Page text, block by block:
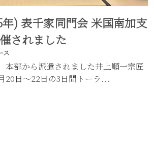
) 表千家同門会 米国南加支
されました
ス
本部から派遣されました井上順一宗匠
20日～22日の3日間トーラ...